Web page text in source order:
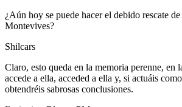
¿Aún hoy se puede hacer el debido rescate
Montevives?
Shilcars
Claro, esto queda en la memoria perenne, en
accede a ella, acceded a ella y, si actuáis
obtendréis sabrosas conclusiones.